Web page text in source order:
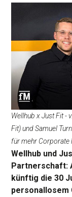
Wellhub x Just Fit -
Fit) und Samuel
für mehr Corporate
Wellhub und
Partnerschaft:
künftig die 30
personallosem